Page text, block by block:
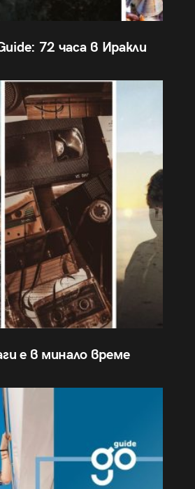
72 часа в Иракли
е в минало време